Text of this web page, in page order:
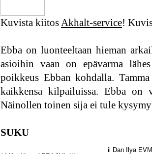
Kuvista kiitos Akhalt-service!
Ebba on luonteeltaan hieman
asioihin vaan on epävarma
poikkeus Ebban kohdalla.
kaikkensa kilpailuissa. Ebba on
Näinollen toinen sija ei tule
SUKU
ii Dan Ilya EVM